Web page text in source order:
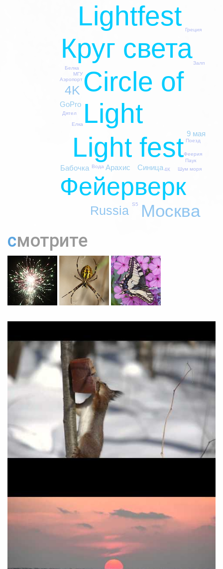
Circle of
Light
Круг света
Light fest
Lightfest
Фейерверк
Москва
Russia
4K
GoPro
Синица
Арахис
Бабочка
9 мая
Дятел
Шум моря
S5
МГУ
Феерия
4К
Вода
Греция
Елка
Аэропорт
Белка
Залп
Паук
Поезд
смотрите